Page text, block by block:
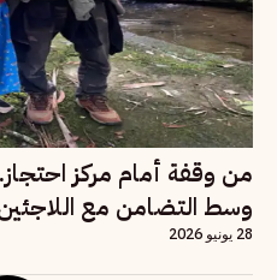
من وقفة أمام مركز
وسط التضامن مع
28 يونيو 2026